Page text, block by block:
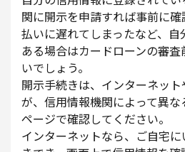
関に開示を申請すれば事前に
払いに遅れてしまったなど、
ある場合はカードローンの審
いでしょう。
開示手続きは、インターネッ
が、信用情報機関によって異
ページで確認してください。
インターネットなら、ご自宅